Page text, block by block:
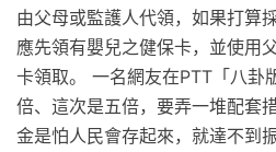
由父母或監護人代領，如果打算
應先領有嬰兒之健保卡，並使用
卡領取。 一名網友在PTT「八卦
倍、這次是五倍，要弄一堆配套
金是怕人民會存起來，就達不到